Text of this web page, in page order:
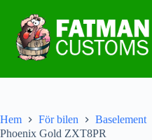
Hem För bilen Baselement
Phoenix Gold ZXT8PR